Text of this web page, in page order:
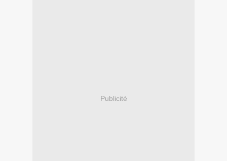
Publicité